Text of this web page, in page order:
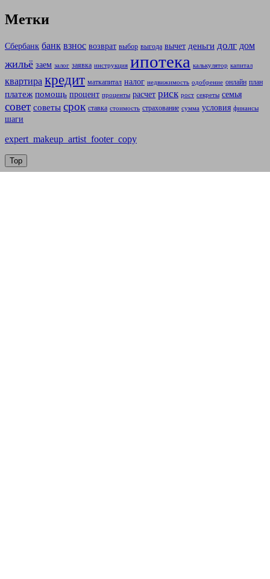
Метки
Сбербанк банк взнос возврат выбор выгода вычет деньги долг дом
жильё заем залог заявка инструкция ипотека калькулятор капитал
квартира кредит маткапитал налог недвижимость одобрение онлайн план
платеж помощь процент проценты расчет риск рост секреты семья
совет советы срок ставка стоимость страхование сумма условия финансы
шаги
expert_makeup_artist_footer_copy
Top